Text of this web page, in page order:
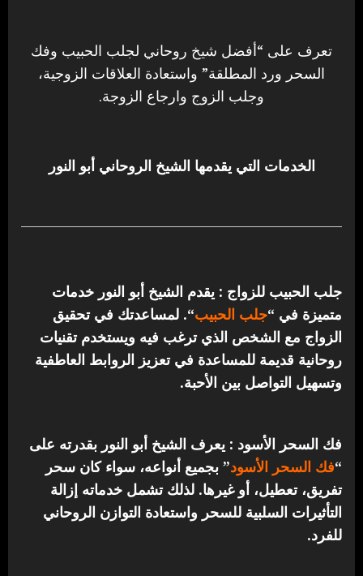
تعرف على “أفضل شيخ روحاني لجلب الحبيب وفك
السحر ورد المطلقة” واستعادة العلاقات الزوجية،
وجلب الزوج وارجاع الزوجة.
الخدمات التي يقدمها الشيخ الروحاني أبو النور
جلب الحبيب للزواج : يقدم الشيخ أبو النور خدمات
متميزة في “جلب الحبيب“. لمساعدتك في تحقيق
الزواج مع الشخص الذي ترغب فيه ويستخدم تقنيات
روحانية قديمة للمساعدة في تعزيز الروابط العاطفية
وتسهيل التواصل بين الأحبة.
فك السحر الأسود : يعرف الشيخ أبو النور بقدرته على
“فك السحر الأسود” بجميع أنواعه، سواء كان سحر
تفريق، تعطيل، أو غيرها. لذلك تشمل خدماته إزالة
التأثيرات السلبية للسحر واستعادة التوازن الروحاني
للفرد.